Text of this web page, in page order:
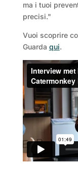
ma i tuoi
precisi."
Vuoi scoprire
Guarda qui.